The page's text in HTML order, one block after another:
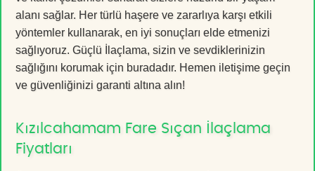
alanı sağlar. Her türlü haşere ve zararlıya karşı etkili
yöntemler kullanarak, en iyi sonuçları elde etmenizi
sağlıyoruz. Güçlü İlaçlama, sizin ve sevdiklerinizin
sağlığını korumak için buradadır. Hemen iletişime geçin
ve güvenliğinizi garanti altına alın!
Kızılcahamam Fare Sıçan İlaçlama
Fiyatları